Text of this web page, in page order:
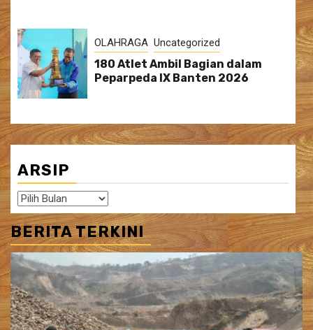
OLAHRAGA Uncategorized
180 Atlet Ambil Bagian dalam
Peparpeda IX Banten 2026
ARSIP
Arsip
BERITA TERKINI